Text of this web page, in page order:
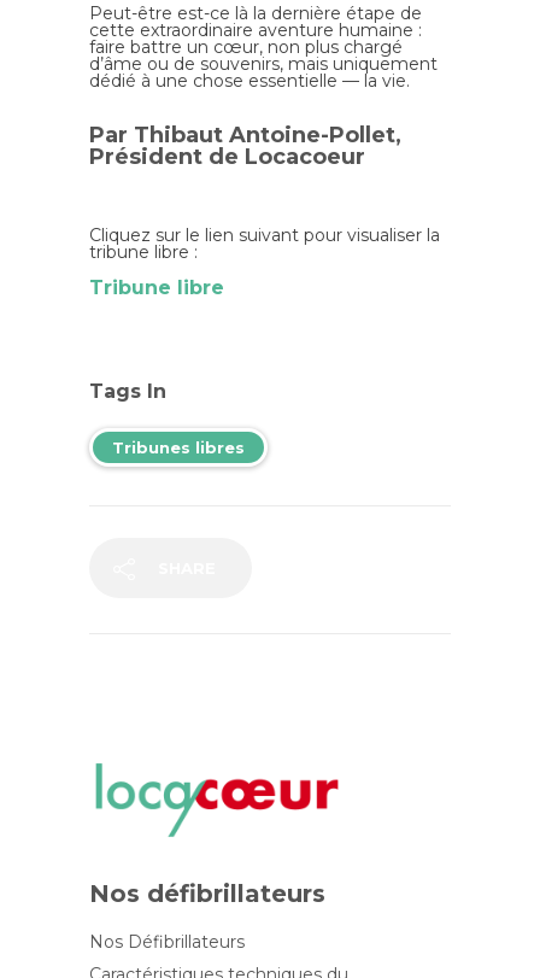
Peut-être est-ce là la dernière étape de
cette extraordinaire aventure humaine :
faire battre un cœur, non plus chargé
d’âme ou de souvenirs, mais uniquement
dédié à une chose essentielle — la vie.
Par Thibaut Antoine-Pollet,
Président de Locacoeur
Cliquez sur le lien suivant pour visualiser la
tribune libre :
Tribune libre
Tags In
Tribunes libres
Nos défibrillateurs
Nos Défibrillateurs